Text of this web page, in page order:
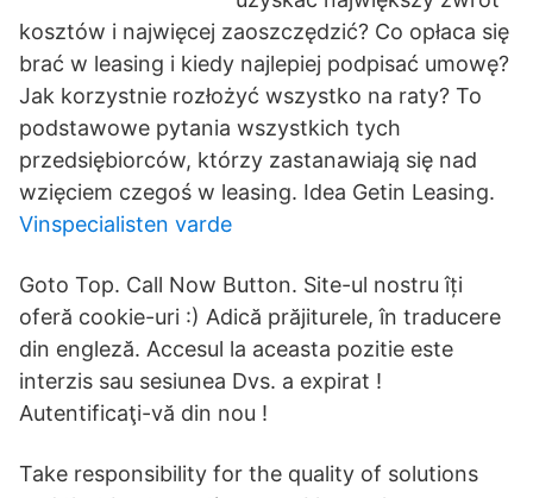
kosztów i najwięcej zaoszczędzić? Co opłaca się
brać w leasing i kiedy najlepiej podpisać umowę?
Jak korzystnie rozłożyć wszystko na raty? To
podstawowe pytania wszystkich tych
przedsiębiorców, którzy zastanawiają się nad
wzięciem czegoś w leasing. Idea Getin Leasing.
Vinspecialisten varde
Goto Top. Call Now Button. Site-ul nostru îți
oferă cookie-uri :) Adică prăjiturele, în traducere
din engleză. Accesul la aceasta pozitie este
interzis sau sesiunea Dvs. a expirat !
Autentificaţi-vă din nou !
Take responsibility for the quality of solutions